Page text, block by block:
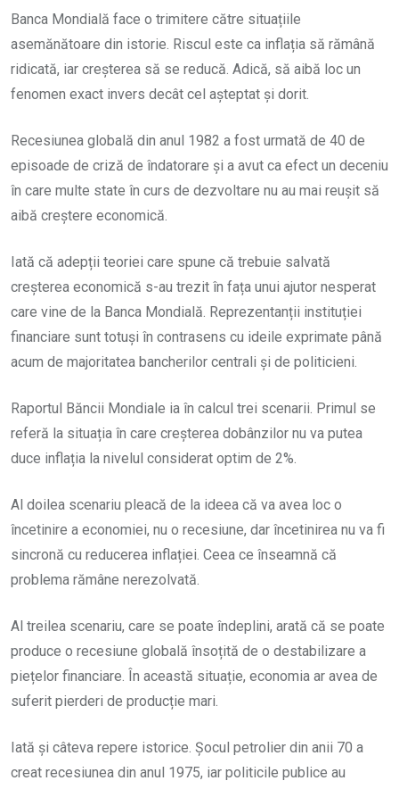
Banca Mondială face o trimitere către situațiile
asemănătoare din istorie. Riscul este ca inflația să rămână
ridicată, iar creșterea să se reducă. Adică, să aibă loc un
fenomen exact invers decât cel așteptat și dorit.
Recesiunea globală din anul 1982 a fost urmată de 40 de
episoade de criză de îndatorare și a avut ca efect un deceniu
în care multe state în curs de dezvoltare nu au mai reușit să
aibă creștere economică.
Iată că adepții teoriei care spune că trebuie salvată
creșterea economică s-au trezit în fața unui ajutor nesperat
care vine de la Banca Mondială. Reprezentanții instituției
financiare sunt totuși în contrasens cu ideile exprimate până
acum de majoritatea bancherilor centrali și de politicieni.
Raportul Băncii Mondiale ia în calcul trei scenarii. Primul se
referă la situația în care creșterea dobânzilor nu va putea
duce inflația la nivelul considerat optim de 2%.
Al doilea scenariu pleacă de la ideea că va avea loc o
încetinire a economiei, nu o recesiune, dar încetinirea nu va fi
sincronă cu reducerea inflației. Ceea ce înseamnă că
problema rămâne nerezolvată.
Al treilea scenariu, care se poate îndeplini, arată că se poate
produce o recesiune globală însoțită de o destabilizare a
piețelor financiare. În această situație, economia ar avea de
suferit pierderi de producție mari.
Iată și câteva repere istorice. Șocul petrolier din anii 70 a
creat recesiunea din anul 1975, iar politicile publice au